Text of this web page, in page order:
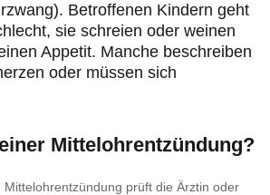
Betroffenen Kindern geht
sie schreien oder weinen
Appetit. Manche beschreiben
oder müssen sich
Mittelohrentzündung?
Mittelohrentzündung prüft die Ärztin oder